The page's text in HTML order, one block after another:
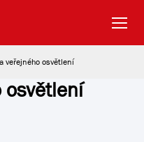
veřejného osvětlení
osvětlení